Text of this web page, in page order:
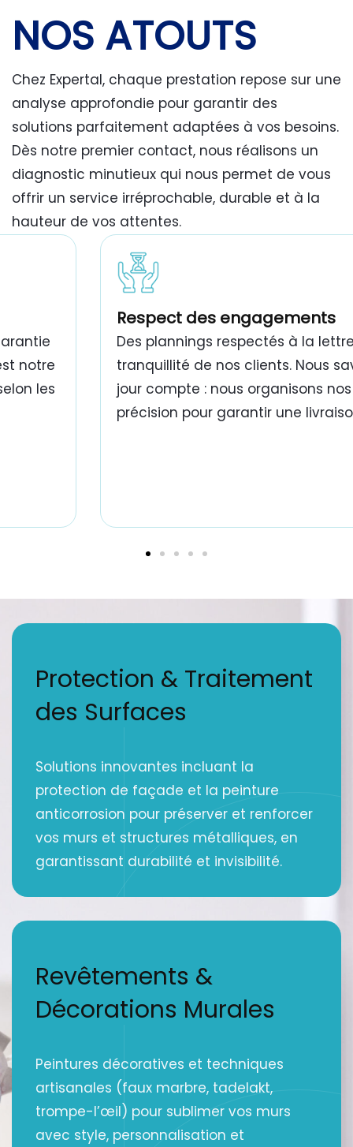
NOS ATOUTS
Chez Expertal, chaque prestation repose sur une
analyse approfondie pour garantir des
solutions parfaitement adaptées à vos besoins.
Dès notre premier contact, nous réalisons un
diagnostic minutieux qui nous permet de vous
offrir un service irréprochable, durable et à la
hauteur de vos attentes.
travaux de peinture bâtiment Tunisie
notre
les
Respect des engagements
Des plannings respectés à la
tranquillité de nos clients. Nous
jour compte : nous organisons
précision pour garantir une
Protection & Traitement
des Surfaces
Solutions innovantes incluant la
protection de façade et la peinture
anticorrosion pour préserver et renforcer
vos murs et structures métalliques, en
garantissant durabilité et invisibilité.
Revêtements &
Décorations Murales
Peintures décoratives et techniques
artisanales (faux marbre, tadelakt,
trompe-l’œil) pour sublimer vos murs
avec style, personnalisation et